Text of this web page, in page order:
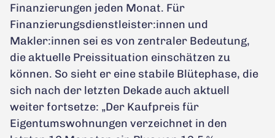
Finanzierungen jeden Monat. Für
Finanzierungsdienstleister:innen und
Makler:innen sei es von zentraler Bedeutung,
die aktuelle Preissituation einschätzen zu
können. So sieht er eine stabile Blütephase, die
sich nach der letzten Dekade auch aktuell
weiter fortsetze: „Der Kaufpreis für
Eigentumswohnungen verzeichnet in den